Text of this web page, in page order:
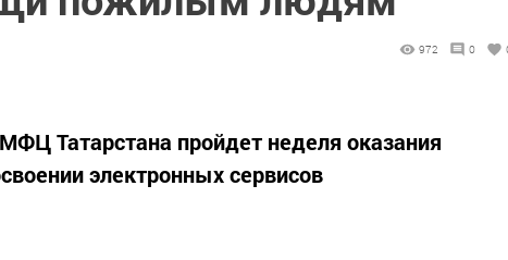
972 0
Татарстана пройдет неделя оказания
электронных сервисов